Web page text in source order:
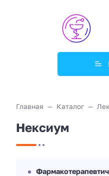
Главная Каталог
Нексиум